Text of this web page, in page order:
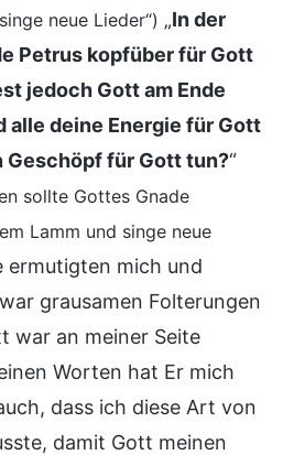
neue Lieder“) „In der
Petrus kopfüber für Gott
jedoch Gott am Ende
alle deine Energie für Gott
Geschöpf für Gott tun?“
sollte Gottes Gnade
Lamm und singe neue
ermutigten mich und
grausamen Folterungen
war an meiner Seite
Worten hat Er mich
dass ich diese Art von
damit Gott meinen